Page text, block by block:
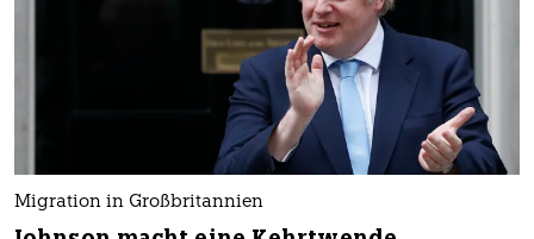
Migration in Großbritannien